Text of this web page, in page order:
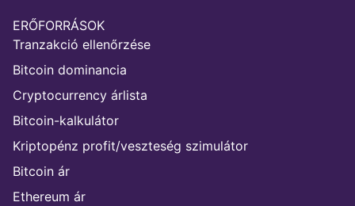
ERŐFORRÁSOK
Tranzakció ellenőrzése
Bitcoin dominancia
Cryptocurrency árlista
Bitcoin-kalkulátor
Kriptopénz profit/veszteség szimulátor
Bitcoin ár
Ethereum ár